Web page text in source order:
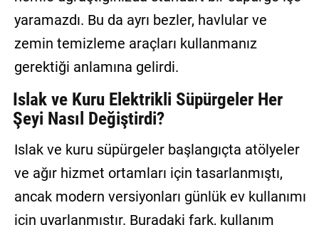
yaramazdı. Bu da ayrı bezler, havlular ve
zemin temizleme araçları kullanmanız
gerektiği anlamına gelirdi.
Islak ve Kuru Elektrikli Süpürgeler Her
Şeyi Nasıl Değiştirdi?
Islak ve kuru süpürgeler başlangıçta atölyeler
ve ağır hizmet ortamları için tasarlanmıştı,
ancak modern versiyonları günlük ev kullanımı
için uyarlanmıştır. Buradaki fark, kullanım